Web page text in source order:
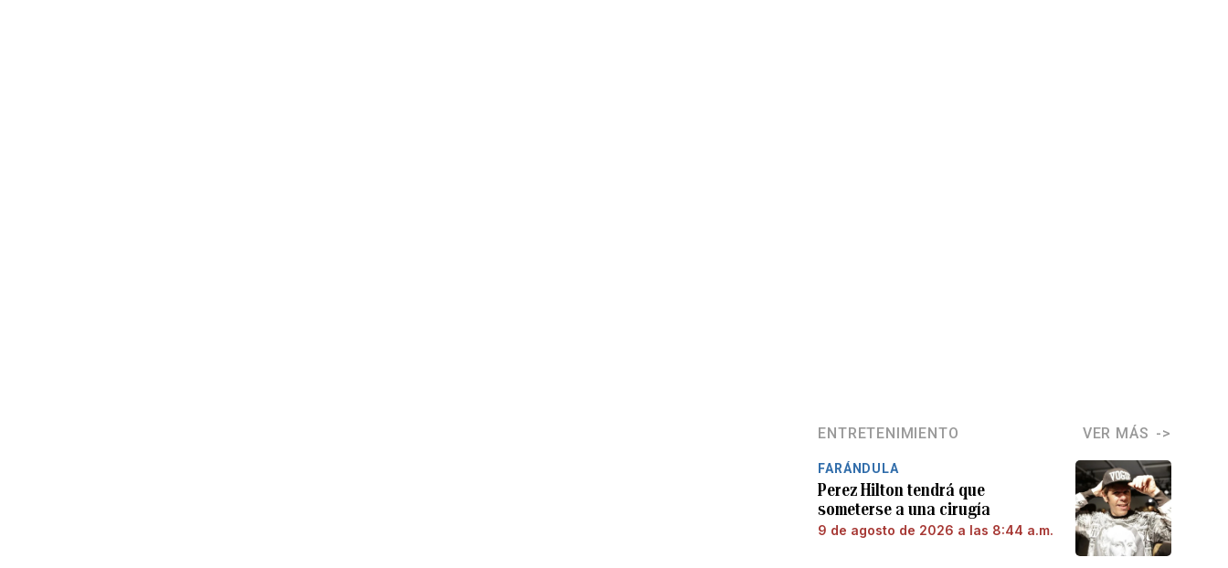
ENTRETENIMIENTO VER MÁS
FARÁNDULA
Perez Hilton tendrá que
someterse a una cirugía
9 de agosto de 2026 a las 8:44 a.m.